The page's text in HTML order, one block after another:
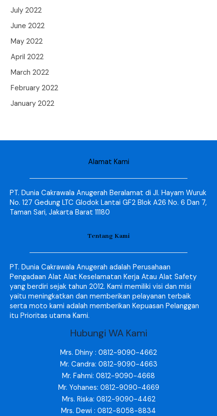
July 2022
June 2022
May 2022
April 2022
March 2022
February 2022
January 2022
Alamat Kami
PT. Dunia Cakrawala Anugerah Beralamat di Jl. Hayam Wuruk
No. 127 Gedung LTC Glodok Lantai GF2 Blok A26 No. 6 Dan 7,
Taman Sari, Jakarta Barat 11180
Tentang Kami
PT. Dunia Cakrawala Anugerah adalah Perusahaan
Pengadaan Alat Alat Keselamatan Kerja Atau Alat Safety
yang berdiri sejak tahun 2012. Kami memiliki visi dan misi
yaitu meningkatkan dan memberikan pelayanan terbaik
serta moto kami adalah memberikan Kepuasan Pelanggan
itu Prioritas utama Kami.
Hubungi WA Kami
Mrs. Dhiny : 0812-9090-4662
Mr. Candra: 0812-9090-4663
Mr. Fahmi: 0812-9090-4668
Mr. Yohanes: 0812-9090-4669
Mrs. Riska: 0812-9090-4462
Mrs. Dewi : 0812-8058-8834